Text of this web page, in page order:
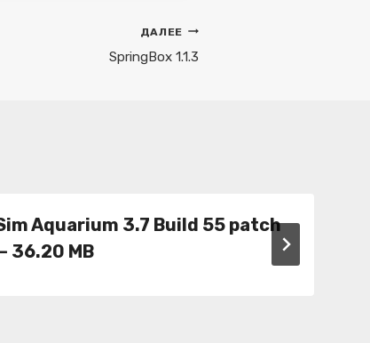
ДАЛЕЕ
SpringBox 1.1.3
Aquarium 3.7 Build 55 patch
36.20 MB